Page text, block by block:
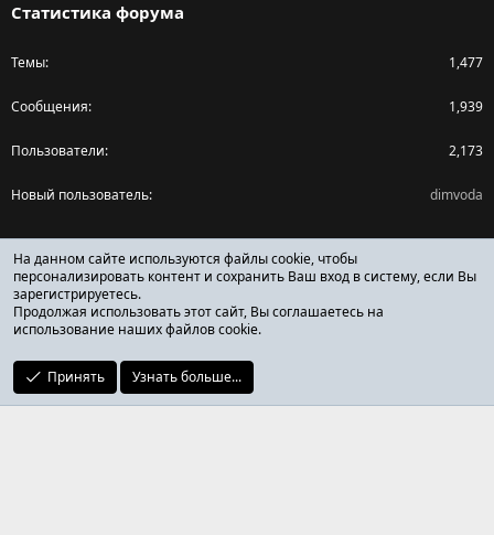
Статистика форума
Темы 1,477
Сообщения 1,939
Пользователи 2,173
Новый пользователь dimvoda
Поделиться страницей
Facebook
X (Twitter)
Reddit
ОТЗЫВЫ ОНЛАЙН ФОРУМ
На данном сайте используются файлы cookie, чтобы
персонализировать контент и сохранить Ваш вход в систему, если Вы
зарегистрируетесь.
Продолжая использовать этот сайт, Вы соглашаетесь на
использование наших файлов cookie.
Принять Узнать больше...